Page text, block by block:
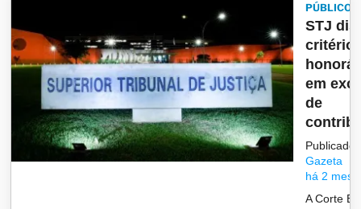
PÚBLICO
STJ
em
de
Publicado
Gazeta
há 2
A Corte